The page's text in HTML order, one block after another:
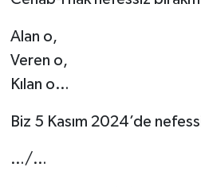
Alan o,
Veren o,
Kılan o…
Biz 5 Kasım 2024’de
…/…